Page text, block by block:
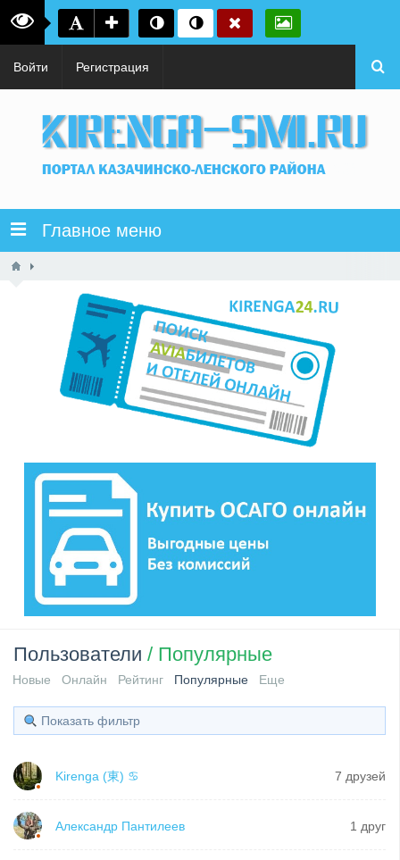
Войти Регистрация
Главное меню
Пользователи / Популярные
Новые Онлайн Рейтинг Популярные Еще
Показать фильтр
Kirenga (東) ♋ 7 друзей
Александр Пантилеев 1 друг